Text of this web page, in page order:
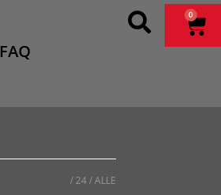
FAQ
0
24 ALLE